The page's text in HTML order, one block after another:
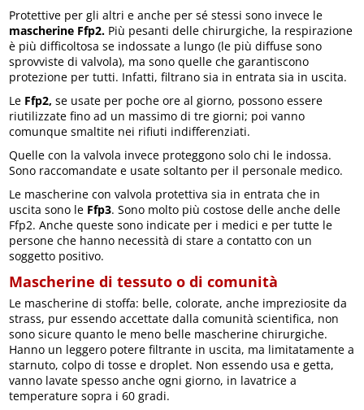
Protettive per gli altri e anche per sé stessi sono invece le
mascherine Ffp2. Più pesanti delle chirurgiche, la respirazione
è più difficoltosa se indossate a lungo (le più diffuse sono
sprovviste di valvola), ma sono quelle che garantiscono
protezione per tutti. Infatti, filtrano sia in entrata sia in uscita.
Le Ffp2, se usate per poche ore al giorno, possono essere
riutilizzate fino ad un massimo di tre giorni; poi vanno
comunque smaltite nei rifiuti indifferenziati.
Quelle con la valvola invece proteggono solo chi le indossa.
Sono raccomandate e usate soltanto per il personale medico.
Le mascherine con valvola protettiva sia in entrata che in
uscita sono le Ffp3. Sono molto più costose delle anche delle
Ffp2. Anche queste sono indicate per i medici e per tutte le
persone che hanno necessità di stare a contatto con un
soggetto positivo.
Mascherine di tessuto odi comunità
Le mascherine di stoffa: belle, colorate, anche impreziosite da
strass, pur essendo accettate dalla comunità scientifica, non
sono sicure quanto le meno belle mascherine chirurgiche.
Hanno un leggero potere filtrante in uscita, ma limitatamente a
starnuto, colpo di tosse e droplet. Non essendo usa e getta,
vanno lavate spesso anche ogni giorno, in lavatrice a
temperature sopra i 60 gradi.